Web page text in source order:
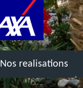
Nos realisations